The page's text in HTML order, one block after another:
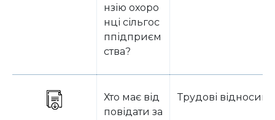
нзію охоро
нці сільгос
ппідприєм
ства?
Хто має від
повідати за
Трудові відносини